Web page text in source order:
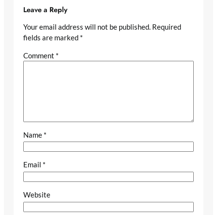
Leave a Reply
Your email address will not be published. Required
fields are marked *
Comment *
Name *
Email *
Website